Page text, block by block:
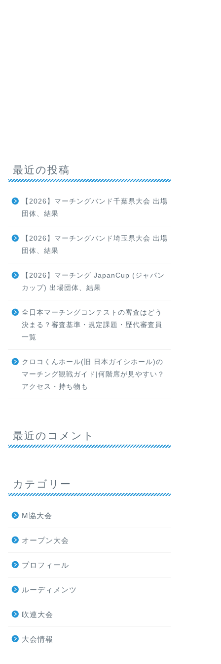
最近の投稿
【2026】マーチングバンド千葉県大会 出場
団体、結果
【2026】マーチングバンド埼玉県大会 出場
団体、結果
【2026】マーチング JapanCup (ジャパン
カップ) 出場団体、結果
全日本マーチングコンテストの審査はどう
決まる？審査基準・規定課題・歴代審査員
一覧
クロコくんホール(旧 日本ガイシホール)の
マーチング観戦ガイド|何階席が見やすい？
アクセス・持ち物も
最近のコメント
カテゴリー
M協大会
オープン大会
プロフィール
ルーディメンツ
吹連大会
大会情報